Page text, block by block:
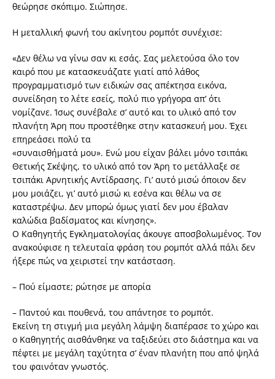
θεώρησε σκόπιμο. Σιώπησε.
Η μεταλλική φωνή του ακίνητου ρομπότ συνέχισε:
«Δεν θέλω να γίνω σαν κι εσάς. Σας μελετούσα όλο τον
καιρό που με κατασκευάζατε γιατί από λάθος
προγραμματισμό των ειδικών σας απέκτησα εικόνα,
συνείδηση το λέτε εσείς, πολύ πιο γρήγορα απ’ ότι
νομίζανε. Ίσως συνέβαλε σ’ αυτό και το υλικό από τον
πλανήτη Άρη που προστέθηκε στην κατασκευή μου. Έχει
επηρεάσει πολύ τα
«συναισθήματά μου». Ενώ μου είχαν βάλει μόνο τσιπάκι
Θετικής Σκέψης, το υλικό από τον Άρη το μετάλλαξε σε
τσιπάκι Αρνητικής Αντίδρασης. Γι’ αυτό μισώ όποιον δεν
μου μοιάζει, γι’ αυτό μισώ κι εσένα και θέλω να σε
καταστρέψω. Δεν μπορώ όμως γιατί δεν μου έβαλαν
καλώδια βαδίσματος και κίνησης».
Ο Καθηγητής Εγκληματολογίας άκουγε αποσβολωμένος. Τον
ανακούφισε η τελευταία φράση του ρομπότ αλλά πάλι δεν
ήξερε πώς να χειριστεί την κατάσταση.
– Πού είμαστε; ρώτησε με απορία
– Παντού και πουθενά, του απάντησε το ρομπότ.
Εκείνη τη στιγμή μια μεγάλη λάμψη διαπέρασε το χώρο και
ο Καθηγητής αισθάνθηκε να ταξιδεύει στο διάστημα και να
πέφτει με μεγάλη ταχύτητα σ’ έναν πλανήτη που από ψηλά
του φαινόταν γνωστός.